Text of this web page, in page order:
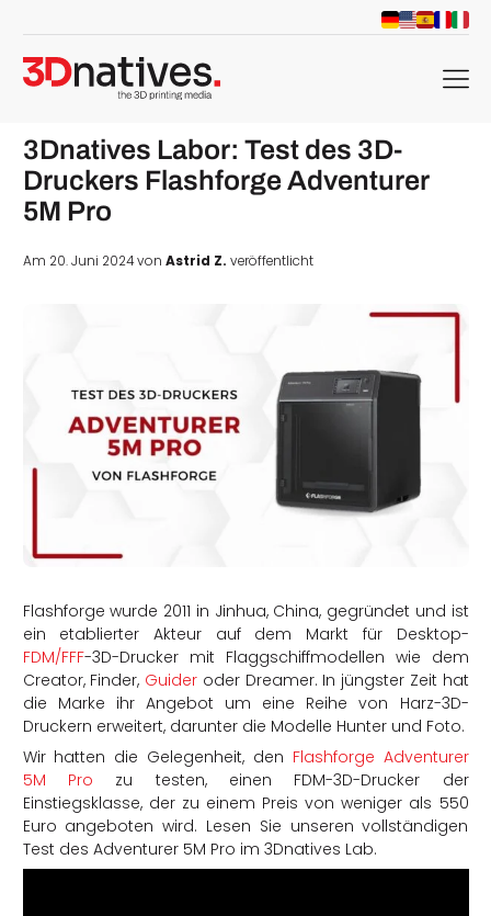
menu
3Dnatives Labor: Test des 3D-
Druckers Flashforge Adventurer
5M Pro
Am 20. Juni 2024 von Astrid Z. veröffentlicht
Flashforge wurde 2011 in Jinhua, China, gegründet und ist
ein etablierter Akteur auf dem Markt für Desktop-
FDM/FFF-3D-Drucker mit Flaggschiffmodellen wie dem
Creator, Finder, Guider oder Dreamer. In jüngster Zeit hat
die Marke ihr Angebot um eine Reihe von Harz-3D-
Druckern erweitert, darunter die Modelle Hunter und Foto.
Wir hatten die Gelegenheit, den Flashforge Adventurer
5M Pro zu testen, einen FDM-3D-Drucker der
Einstiegsklasse, der zu einem Preis von weniger als 550
Euro angeboten wird. Lesen Sie unseren vollständigen
Test des Adventurer 5M Pro im 3Dnatives Lab.